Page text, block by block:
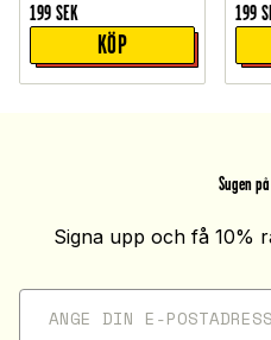
199 SEK
KÖP
199
Sugen på
Signa upp och få 10%